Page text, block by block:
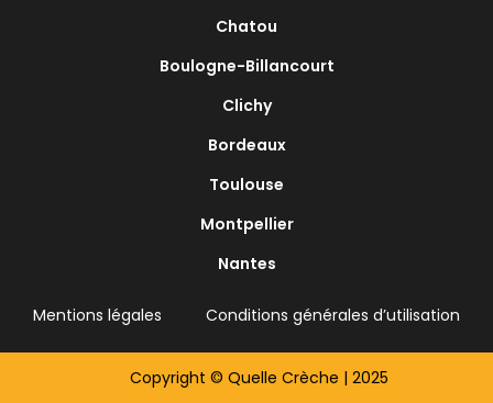
Chatou
Boulogne-Billancourt
Clichy
Bordeaux
Toulouse
Montpellier
Nantes
Mentions légales Conditions générales d’utilisation
Copyright © Quelle Crèche | 2025